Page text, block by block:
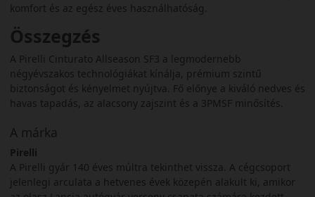
komfort és az egész éves használhatóság.
Összegzés
A Pirelli Cinturato Allseason SF3 a legmodernebb
négyévszakos technológiákat kínálja, prémium szintű
biztonságot és kényelmet nyújtva. Fő előnye a kiváló nedves és
havas tapadás, az alacsony zajszint és a 3PMSF minősítés.
A márka
Pirelli
A Pirelli gyár 140 éves múltra tekinthet vissza. A cégcsoport
jelenlegi arculata a hetvenes évek közepén alakult ki, amikor